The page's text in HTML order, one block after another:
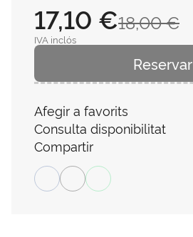
18,00 €
17,10 €
IVA inclós
Reservar
Afegir a favorits
Consulta disponibilitat
Compartir